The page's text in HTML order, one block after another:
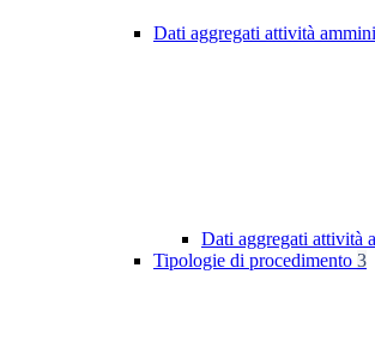
Dati aggregati attività
Dati aggregati attività
Tipologie di procedimento 3